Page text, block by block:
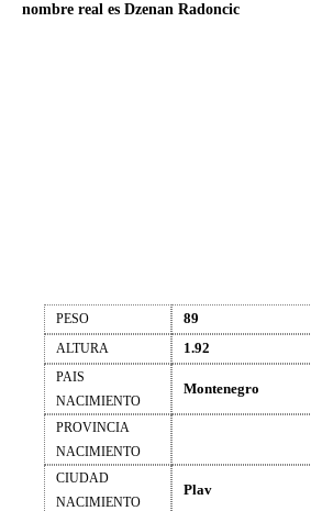
nombre real es Dzenan Radoncic
PESO 89
ALTURA 1.92
PAIS
NACIMIENTO
Montenegro
PROVINCIA
NACIMIENTO
CIUDAD
NACIMIENTO
Plav